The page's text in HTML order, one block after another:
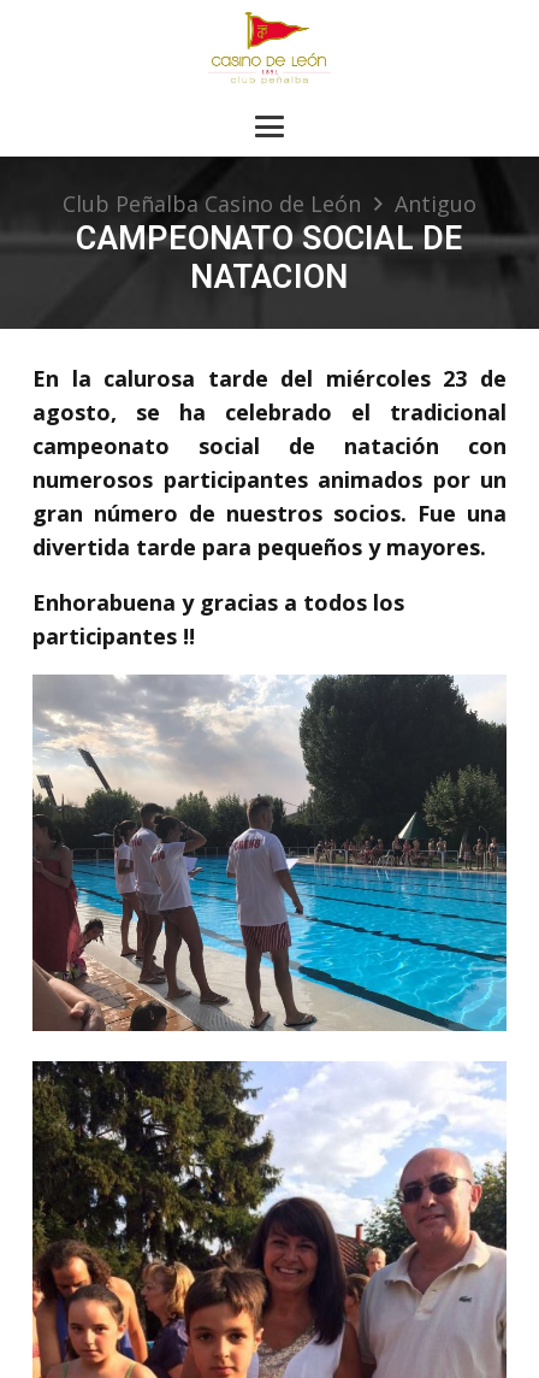
Club Peñalba Casino de León Antiguo
CAMPEONATO SOCIAL DE
NATACION
En la calurosa tarde del miércoles 23 de
agosto, se ha celebrado el tradicional
campeonato social de natación con
numerosos participantes animados por un
gran número de nuestros socios. Fue una
divertida tarde para pequeños y mayores.
Enhorabuena y gracias a todos los
participantes !!